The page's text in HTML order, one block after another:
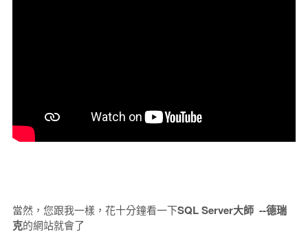
當然，您跟我一樣，花十分鐘看一下SQL Server大師 --德瑞
克的網站就會了